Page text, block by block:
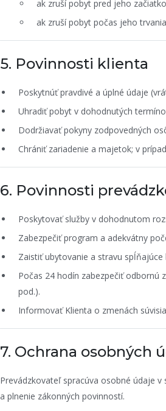
ak zruší pobyt pred jeho
ak zruší pobyt počas jeho
5. Povinnosti klienta
Poskytnúť pravdivé a úplné údaje
Uhradiť pobyt v dohodnutých
Dodržiavať pokyny zodpovedných
Chrániť zariadenie a majetok; v
6. Povinnosti
Poskytovať služby v dohodnutom
Zabezpečiť program a adekvátny
Zaistiť ubytovanie a stravu
Počas 24 hodín zabezpečiť odbornú
pod.).
Informovať Klienta o zmenách
7. Ochrana osobných
Prevádzkovateľ spracúva osobné údaje
a plnenie zákonných povinností.